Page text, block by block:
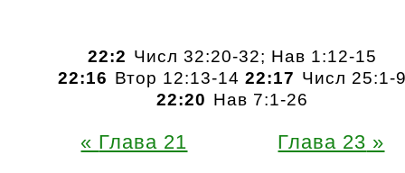
22:2 Числ 32:20-32; Нав 1:12-15
22:16 Втор 12:13-1422:17 Числ 25:1-
22:20 Нав 7:1-26
Глава 21
Глава 23